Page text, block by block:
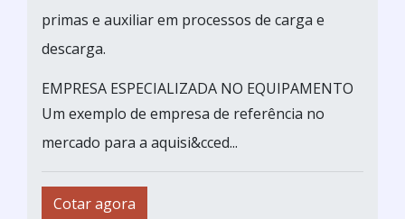
primas e auxiliar em processos de carga e
descarga.
EMPRESA ESPECIALIZADA NO EQUIPAMENTO
Um exemplo de empresa de referência no
mercado para a aquisi&cced...
Cotar agora